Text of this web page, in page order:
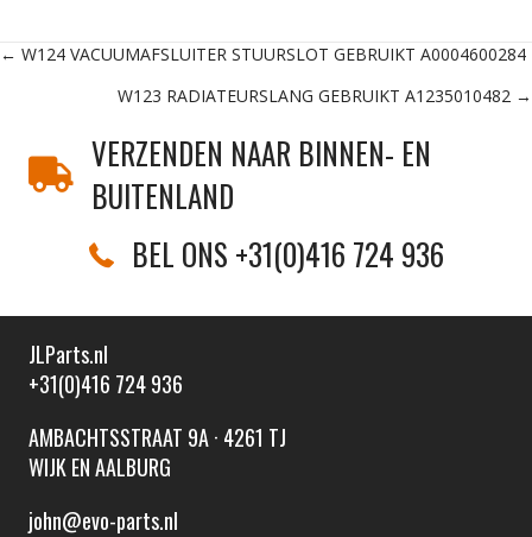
Posts
navigation
← W124 VACUUMAFSLUITER STUURSLOT GEBRUIKT A0004600284
W123 RADIATEURSLANG GEBRUIKT A1235010482 →
VERZENDEN NAAR BINNEN- EN
BUITENLAND
BEL ONS +31(0)416 724 936
JLParts.nl
+31(0)416 724 936
AMBACHTSSTRAAT 9A · 4261 TJ
WIJK EN AALBURG
john@evo-parts.nl